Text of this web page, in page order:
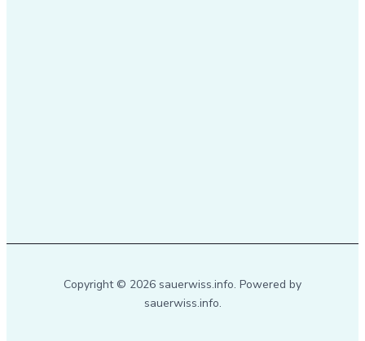
Copyright © 2026 sauerwiss.info. Powered by
sauerwiss.info.